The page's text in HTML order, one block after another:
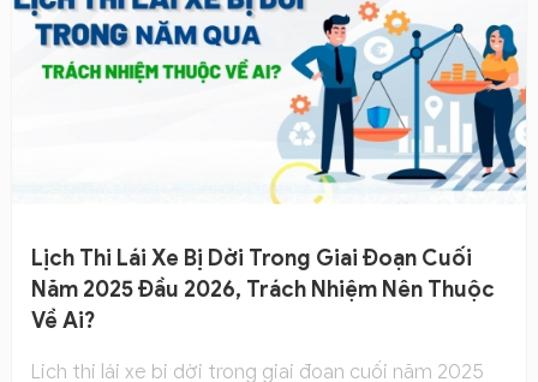
Lịch Thi Lái Xe Bị Dời Trong Giai Đoạn Cuối
Năm 2025 Đầu 2026, Trách Nhiệm Nên Thuộc
Về Ai?
Lịch thi lái xe bị dời trong giai đoạn cuối năm 2025